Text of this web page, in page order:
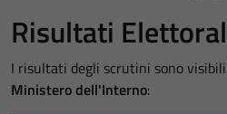
Risultati
I risultati degli scrutini sono
Ministero dell'Interno: